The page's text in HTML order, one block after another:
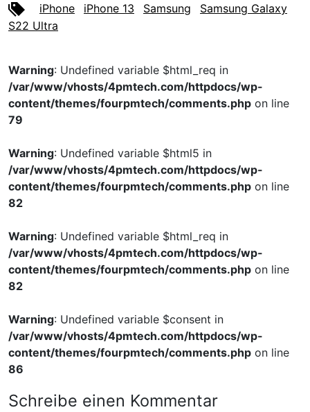
iPhone iPhone 13 Samsung
Samsung Galaxy
S22 Ultra
Warning: Undefined variable $html_req in
/var/www/vhosts/4pmtech.com/httpdocs/wp-
content/themes/fourpmtech/comments.php on line
79
Warning: Undefined variable $html5 in
/var/www/vhosts/4pmtech.com/httpdocs/wp-
content/themes/fourpmtech/comments.php on line
82
Warning: Undefined variable $html_req in
/var/www/vhosts/4pmtech.com/httpdocs/wp-
content/themes/fourpmtech/comments.php on line
82
Warning: Undefined variable $consent in
/var/www/vhosts/4pmtech.com/httpdocs/wp-
content/themes/fourpmtech/comments.php on line
86
Schreibe einen Kommentar